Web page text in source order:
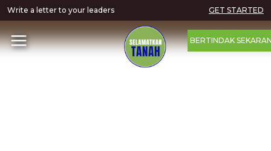
Write a letter to your leaders GET STARTED
BERTINDAK